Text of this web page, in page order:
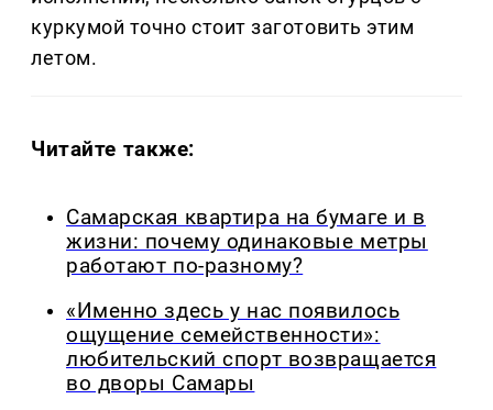
куркумой точно стоит заготовить этим
летом.
Читайте также:
Самарская квартира на бумаге и в
жизни: почему одинаковые метры
работают по-разному?
«Именно здесь у нас появилось
ощущение семейственности»:
любительский спорт возвращается
во дворы Самары